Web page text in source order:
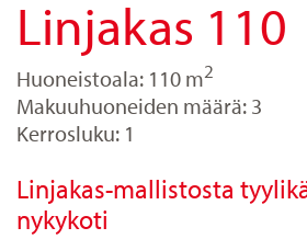
Linjakas 110
Huoneistoala: 110 m2
Makuuhuoneiden määrä: 3
Kerrosluku: 1
Linjakas-mallistosta
nykykoti